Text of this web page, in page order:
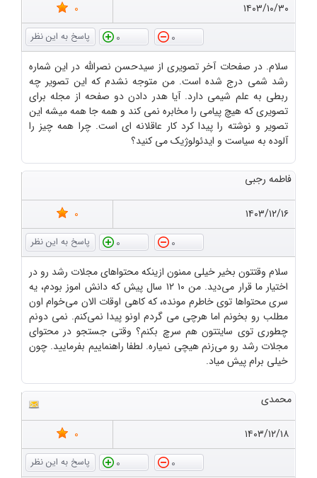
۱۴۰۳/۱۰/۳۰
0
0
0
سلام. در صفحات آخر تصویری از سیدحسن نصرالله در این شماره
رشد شمی درج شده است. من متوجه نشدم که این تصویر چه
ربطی به علم شیمی دارد. آیا هدر دادن دو صفحه از مجله برای
تصویری که هیچ پیامی را مخابره نمی کند و همه جا همه میشه این
تصویر و نوشته را پیدا کرد کار عاقلانه ای است. چرا همه چیز را
آلوده به سیاست و ایدئولوژیک می کنید؟
فاطمه رجبی
۱۴۰۳/۱۲/۱۶
0
0
0
سلام وقتتون بخیر خیلی ممنون ازینکه محتواهای مجلات رشد رو در
اختیار ما قرار می‌دید. من ۱۰ ۱۲ سال پیش که دانش اموز بودم، یه
سری محتواها توی خاطرم مونده، که کاهی اوقات الان می‌خوام اون
مطلب رو بخونم اما هرچی می گردم اونو پیدا نمی‌کنم. نمی دونم
چطوری توی سایتتون هم سرچ بکنم؟ وقتی جستجو در محتوای
مجلات رشد رو می‌زنم هیچی نمیاره. لطفا راهنماییم بفرمایید. چون
خیلی برام پیش میاد.
محمدی
۱۴۰۳/۱۲/۱۸
0
0
0